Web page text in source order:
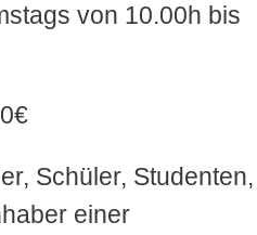
von 10.00h bis
Schüler, Studenten,
einer